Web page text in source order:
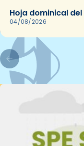
Hoja dominical
04/08/2026